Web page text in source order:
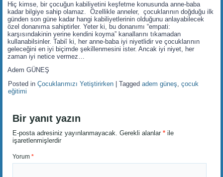
Hiç kimse, bir çocuğun kabiliyetini keşfetme konusunda anne-baba
kadar bilgiye sahip olamaz. Özellikle anneler, çocuklarının doğduğu ilk
günden son güne kadar hangi kabiliyetlerinin olduğunu anlayabilecek
özel donanıma sahiptirler. Yeter ki, bu donanımı “empati:
karşısındakinin yerine kendini koyma” kanallarını tıkamadan
kullanabilsinler. Tabiî ki, her anne-baba iyi niyetlidir ve çocuklarının
geleceğini en iyi biçimde şekillenmesini ister. Ancak iyi niyet, her
zaman iyi netice vermez…
Adem GÜNEŞ
Posted in Çocuklarımızı Yetiştirirken |Tagged adem güneş,çocuk
eğitimi
Bir yanıt yazın
E-posta adresiniz yayınlanmayacak. Gerekli alanlar* ile
işaretlenmişlerdir
Yorum*